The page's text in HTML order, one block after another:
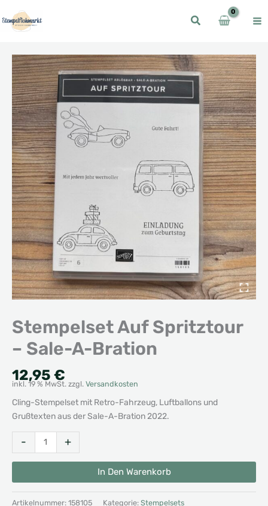
Inhalt
springen
Stempelset Auf Spritztour
– Sale-A-Bration
12,95 €
inkl. 19 % MwSt. zzgl. Versandkosten
Cling-Stempelset mit Retro-Fahrzeug, Luftballons und
Grußtexten aus der Sale-A-Bration 2022.
-
Stempelset
Auf
Spritztour
-
Sale-
+
In Den Warenkorb
Artikelnummer: 158105 Kategorie: Stempelsets